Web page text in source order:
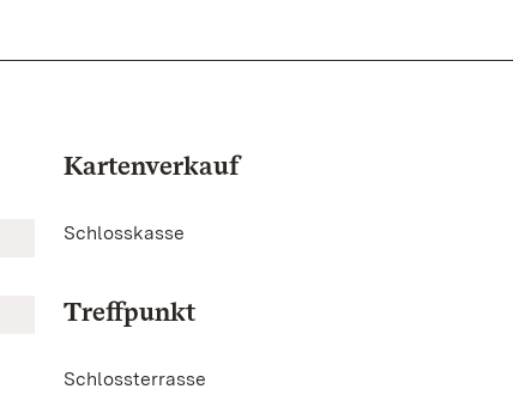
Kartenverkauf
Schlosskasse
Treffpunkt
Schlossterrasse